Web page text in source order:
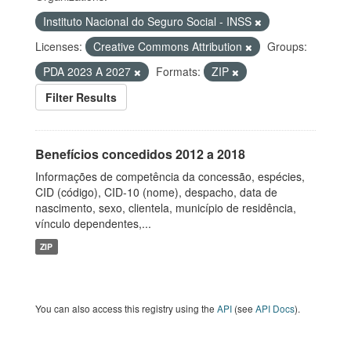
Instituto Nacional do Seguro Social - INSS
Licenses:
Creative Commons Attribution
Groups:
PDA 2023 A 2027
Formats:
ZIP
Filter Results
Benefícios concedidos 2012 a 2018
Informações de competência da concessão, espécies,
CID (código), CID-10 (nome), despacho, data de
nascimento, sexo, clientela, município de residência,
vínculo dependentes,...
ZIP
You can also access this registry using the API (see API Docs).